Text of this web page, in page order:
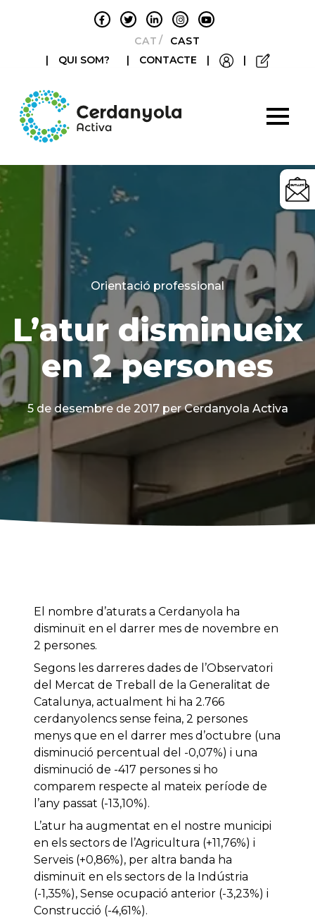
CATALÀCASTELLANO
|
QUI SOM? | CONTACTE | |
Categories
Orientació professional
L’atur disminueix
en 2 persones
5 de desembre de 2017 per Cerdanyola Activa
El nombre d’aturats a Cerdanyola ha
disminuït en el darrer mes de novembre en
2 persones.
Segons les darreres dades de l’Observatori
del Mercat de Treball de la Generalitat de
Catalunya, actualment hi ha 2.766
cerdanyolencs sense feina, 2 persones
menys que en el darrer mes d’octubre (una
disminució percentual del -0,07%) i una
disminució de -417 persones si ho
comparem respecte al mateix període de
l’any passat (-13,10%).
L’atur ha augmentat en el nostre municipi
en els sectors de l’Agricultura (+11,76%) i
Serveis (+0,86%), per altra banda ha
disminuït en els sectors de la Indústria
(-1,35%), Sense ocupació anterior (-3,23%) i
Construcció (-4,61%).